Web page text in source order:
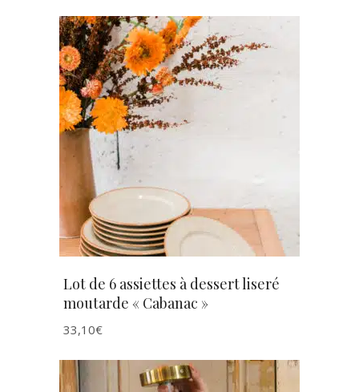
AJOUTER AU PANIER
Lot de 6 assiettes à dessert liseré
moutarde « Cabanac »
33,10€